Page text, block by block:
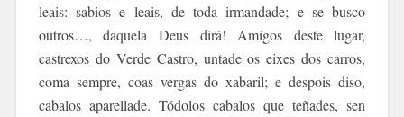
leais: sabios e leais, de toda irmandade; e se busco
outros…, daquela Deus dirá! Amigos deste lugar,
castrexos do Verde Castro, untade os eixes dos carros,
coma sempre, coas vergas do xabaril; e despois diso,
cabalos aparellade. Tódolos cabalos que teñades, sen